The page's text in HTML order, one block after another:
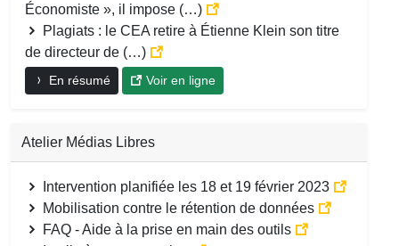
Économiste », il impose (…)
Plagiats : le CEA retire à Étienne Klein son titre
de directeur de (…)
En résumé Voir en ligne
Atelier Médias Libres
Intervention planifiée les 18 et 19 février 2023
Mobilisation contre le rétention de données
FAQ - Aide à la prise en main des outils